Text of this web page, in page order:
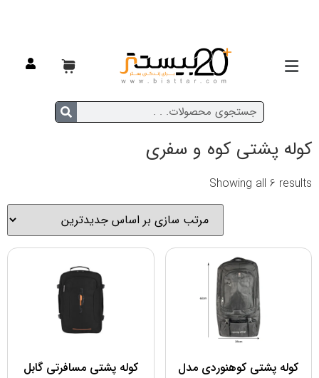
مسافرتی/ کوله پشتی کوه و سفری
کوله پشتی کوه و سفری
Showing all 6 results
کوله پشتی کوهنوردی مدل
کوله پشتی مسافرتی گابل